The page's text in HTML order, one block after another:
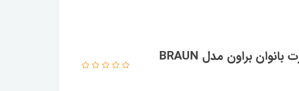
ماشین اصلاح موی صورت بانوان براون مدل BRAUN